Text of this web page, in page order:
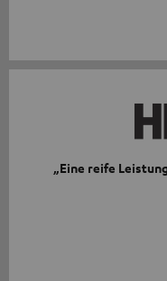
„Eine reife